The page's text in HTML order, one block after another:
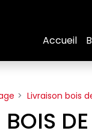
Accueil
Livraison bois